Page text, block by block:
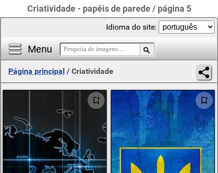
Criatividade - papéis de parede / página 5
Menu
Idioma do site:
Página principal / Criatividade